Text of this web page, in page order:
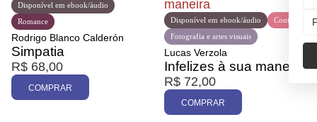
Disponível em ebook/áudio
Romance
Rodrigo Blanco Calderón
Simpatia
R$ 68,00
COMPRAR
Contos
Disponível em ebook/áudio
Fotografia e artes visuais
Lucas Verzola
Infelizes à sua maneira
R$ 72,00
COMPRAR